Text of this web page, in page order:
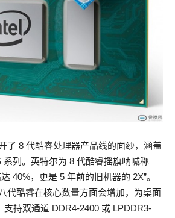
了 8 代酷睿处理器产品线的面纱，涵盖
系列。英特尔为 8 代酷睿摇旗呐喊称
40%，更是 5 年前的旧机器的 2X”。
代酷睿在核心数量方面会增加，为桌面
支持双通道 DDR4-2400 或 LPDDR3-